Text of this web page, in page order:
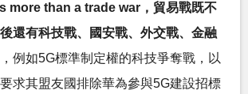
more than a trade war，貿易戰既不
還有科技戰、國安戰、外交戰、金融
，例如5G標準制定權的科技爭奪戰，以
求其盟友國排除華為參與5G建設招標